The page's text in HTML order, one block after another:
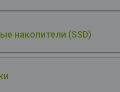
накопители (SSD)